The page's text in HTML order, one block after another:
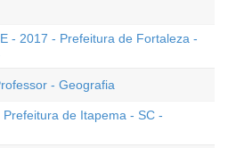
- 2017 - Prefeitura de Fortaleza -
- Geografia
de Itapema - SC -